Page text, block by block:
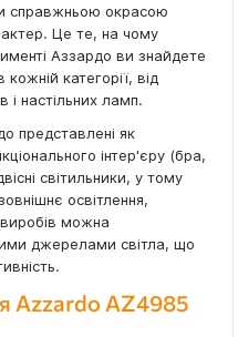
справжньою окрасою
Це те, на чому
Аззардо ви знайдете
кожній категорії, від
і настільних ламп.
представлені як
інтер'єру (бра,
світильники, у тому
освітлення,
можна
джерелами світла, що
Azzardo AZ4985